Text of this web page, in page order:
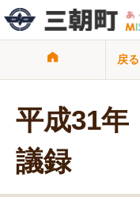
サイト検索
子育て・教育
ビジネス・事業者
戻る
平成31
議録